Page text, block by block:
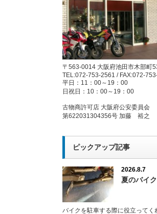
〒563-0014 大阪府池田市木部町
TEL:072-753-2561 / FAX:072-
平日：11：00～19：00
日祝日：10：00～19：00
古物商許可店 大阪府公安委員会
第622031304356号 加藤 裕之
ピックアップ記事
2026.8.7
夏のバイ
バイクを駐車する際に役立ってく